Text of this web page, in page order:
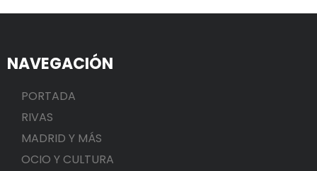
NAVEGACIÓN
PORTADA
RIVAS
MADRID Y MÁS
OCIO Y CULTURA